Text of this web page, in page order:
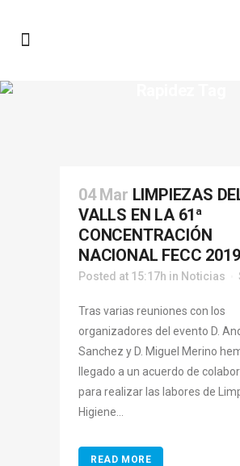
04 Mar LIMPIEZAS
VALLS EN LA 61ª
CONCENTRACIÓN
NACIONAL FECC 2019
Posted at 15:17h in Noticias
Tras varias reuniones con los
organizadores del evento D.
Sanchez y D. Miguel Merino
llegado a un acuerdo de
para realizar las labores de
Higiene...
READ MORE